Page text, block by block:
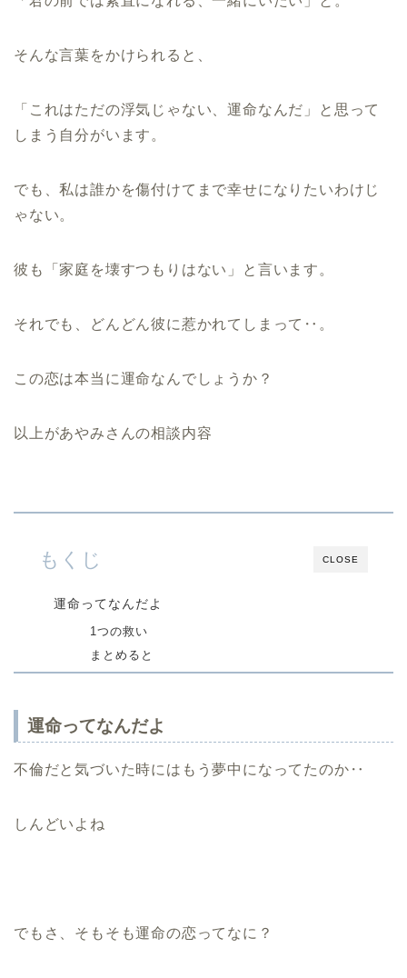
そんな言葉をかけられると、
「これはただの浮気じゃない、運命なんだ」と思って
しまう自分がいます。
でも、私は誰かを傷付けてまで幸せになりたいわけじ
ゃない。
彼も「家庭を壊すつもりはない」と言います。
それでも、どんどん彼に惹かれてしまって‥。
この恋は本当に運命なんでしょうか？
以上があやみさんの相談内容
CLOSE
もくじ
運命ってなんだよ
1つの救い
まとめると
運命ってなんだよ
不倫だと気づいた時にはもう夢中になってたのか‥
しんどいよね
でもさ、そもそも運命の恋ってなに？